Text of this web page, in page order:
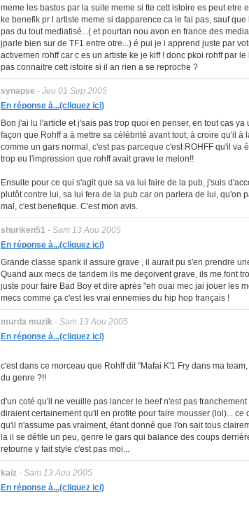
meme les bastos par la suite meme si tte cett istoire es peut etre
ke benefik pr l artiste meme si dapparence ca le fai pas, sauf
pas du tout mediatisé...( et pourtan nou avon en france des
jparle bien sur de TF1 entre otre...) é pui je l apprend juste par
activemen rohff car c es un artiste ke je kiff ! donc pkoi rohff par
pas connaitre cett istoire si il an rien a se reproche ?
synapse - Jeu 01 Sep 2005
En réponse à...(cliquez ici)
Bon j'ai lu l'article et j'sais pas trop quoi en penser, en tout cas ya
façon que Rohff a à mettre sa célébrité avant tout, à croire qu'il à
comme un gars normal, c'est pas parceque c'est ROHFF qu'il va
trop eu l'impression que rohff avait grave le melon!!
Ensuite pour ce qui s'agit que sa va lui faire de la pub, j'suis
plutôt contre lui, sa lui fera de la pub car on parlera de lui, qu'on
mal, c'est benefique. C'est mon avis.
shuriken51 - Sam 13 Aou 2005
En réponse à...(cliquez ici)
Grande classe spank il assure grave , il aurait pu s'en prendre
Quand aux mecs de tandem ils me deçoivent grave, ils me font
juste pour faire Bad Boy et dire après "eh ouai mec jai jouer les
mecs comme ça c'est les vrai ennemies du hip hop français !
murda muzik - Sam 13 Aou 2005
En réponse à...(cliquez ici)
c'est dans ce morceau que Rohff dit "Mafai K'1 Fry dans ma
du genre ?!!
d'un coté qu'il ne veuille pas lancer le beef n'est pas
diraient certainement qu'il en profite pour faire mousser (lol)... ce
qu'il n'assume pas vraiment, étant donné que l'on sait tous
la il se défile un peu, genre le gars qui balance des coups
retourne y fait style c'est pas moi...
kaiz - Sam 13 Aou 2005
En réponse à...(cliquez ici)